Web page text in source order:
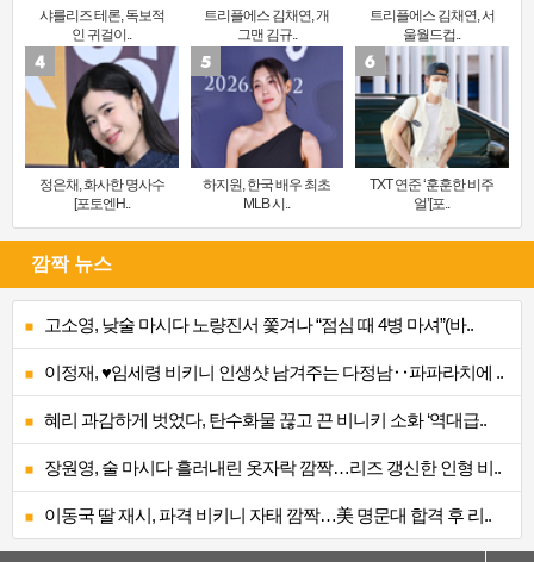
샤를리즈 테론, 독보적
인 귀걸이..
트리플에스 김채연, 개
그맨 김규..
트리플에스 김채연, 서
울월드컵..
정은채, 화사한 명사수
[포토엔H..
하지원, 한국 배우 최초
MLB 시..
TXT 연준 ‘훈훈한 비주
얼’[포..
깜짝 뉴스
고소영, 낮술 마시다 노량진서 쫓겨나 “점심 때 4병 마셔”(바..
이정재, ♥임세령 비키니 인생샷 남겨주는 다정남‥파파라치에 ..
혜리 과감하게 벗었다, 탄수화물 끊고 끈 비니키 소화 ‘역대급..
장원영, 술 마시다 흘러내린 옷자락 깜짝…리즈 갱신한 인형 비..
이동국 딸 재시, 파격 비키니 자태 깜짝…美 명문대 합격 후 리..